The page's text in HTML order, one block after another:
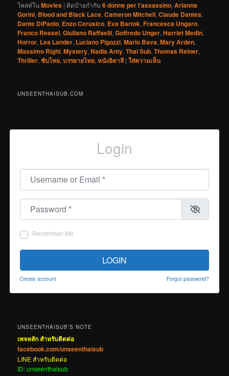
โพสท์ในMovies | ติดป้ายกำกับ 6 donne per l’assassino,Arianna
Gorini, Blood and Black Lace,Cameron Mitchell,Claude Dantes,
Dante DiPaolo, Enzo Cerusico, Eva Bartok,Francesca Ungaro,
Franco Ressel,Giuliano Raffaelli,Goffredo Unger,Harriet Medin,
Horror, Lea Lander, Luciano Pigozzi,Mario Bava,Mary Arden,
Massimo Righi,Mystery,Nadia Anty,Thai Sub,Thomas Reiner,
Thriller,ซับไทย,บรรยายไทย,หนังอิตาลี |ใส่ความเห็น
UNSEENTHAISUB.COM
Login
Username or Email
Password
Remember Me
LOGIN
Create account Forgot password?
UNSEENTHAISUB’S NOTE
เพจหลัก สำหรับติดต่อ
facebook.com/unseenthaisub
LINE สำหรับติดต่อ
ID: unseenthaisub